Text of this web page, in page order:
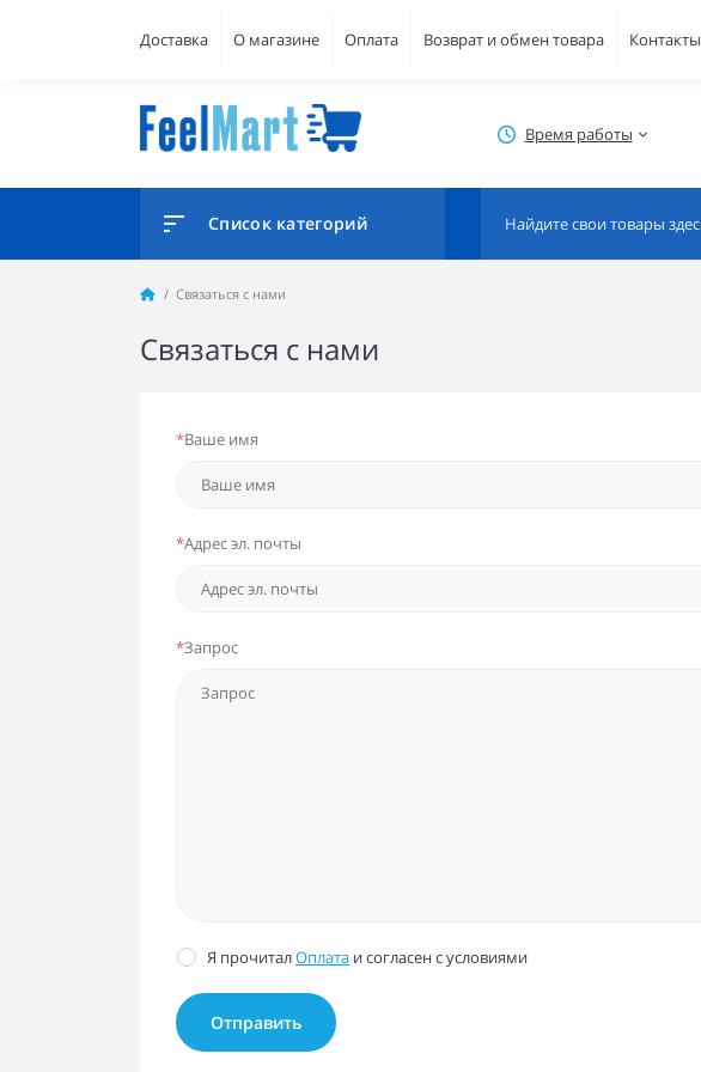
Доставка О магазине Оплата Возврат и обмен товара Контакты
Время работы
Список категорий
Связаться с нами
Связаться с нами
*Ваше имя
*Адрес эл. почты
*Запрос
Я прочиталОплата и согласен с условиями